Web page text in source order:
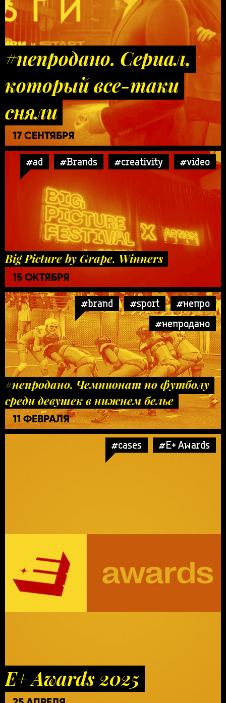
#непродано. Сериал,
который все-таки
сняли
17 СЕНТЯБРЯ
#ad #Brands #creativity #video
Big Picture by Grape. Winners
15 ОКТЯБРЯ
#brand #sport
#непро
#непродано
#непродано. Чемпионат по футболу
среди девушек в нижнем белье
11 ФЕВРАЛЯ
#cases #E+ Awards
E+ Awards 2025